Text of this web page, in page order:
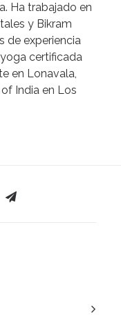
Ha trabajado en
y Bikram
de experiencia
certificada
en Lonavala,
India en Los